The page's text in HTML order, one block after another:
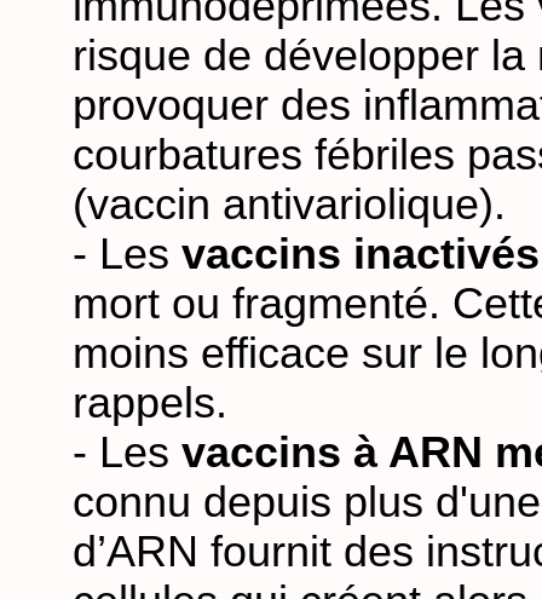
risque de développer
provoquer des
courbatures fébriles
(vaccin antivariolique).
- Les vaccins inactivés
mort ou fragmenté.
moins efficace sur le
rappels.
- Les vaccins à ARN
connu depuis plus
d’ARN fournit des